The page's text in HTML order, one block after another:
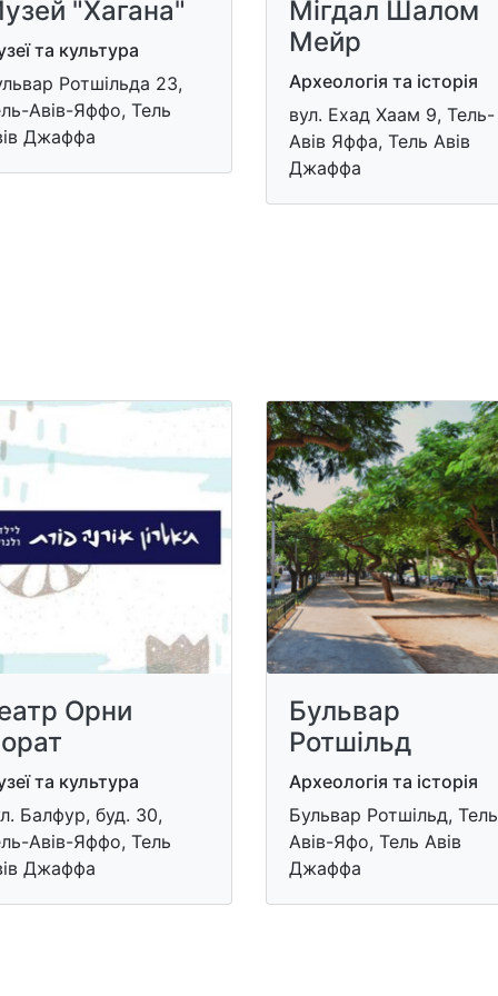
"Хагана"
та культура
Ротшільда 23,
Авів-Яффо, Тель
Джаффа
Мігдал Шалом
Мейр
Археологія та історія
вул. Ехад Хаам 9, Тель-
Авів Яффа, Тель Авів
Джаффа
Орни
та культура
Балфур, буд. 30,
Авів-Яффо, Тель
Джаффа
Бульвар
Ротшільд
Археологія та історія
Бульвар Ротшільд,
Авів-Яфо, Тель Авів
Джаффа